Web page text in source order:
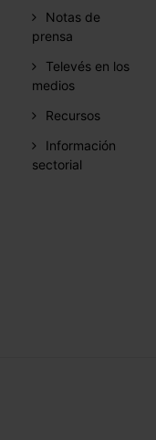
Notas de
prensa
Televés en los
medios
Recursos
Información
sectorial